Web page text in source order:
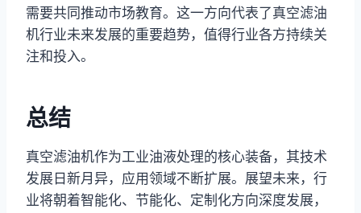
需要共同推动市场教育。这一方向代表了真空滤油
机行业未来发展的重要趋势，值得行业各方持续关
注和投入。
总结
真空滤油机作为工业油液处理的核心装备，其技术
发展日新月异，应用领域不断扩展。展望未来，行
业将朝着智能化、节能化、定制化方向深度发展，